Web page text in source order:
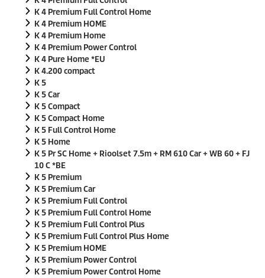
K 4 Premium Full Control Home
K 4 Premium HOME
K 4 Premium Home
K 4 Premium Power Control
K 4 Pure Home *EU
K 4.200 compact
K 5
K 5 Car
K 5 Compact
K 5 Compact Home
K 5 Full Control Home
K 5 Home
K 5 Pr SC Home + Rioolset 7.5m + RM 610 Car + WB 60 + FJ
10 C *BE
K 5 Premium
K 5 Premium Car
K 5 Premium Full Control
K 5 Premium Full Control Home
K 5 Premium Full Control Plus
K 5 Premium Full Control Plus Home
K 5 Premium HOME
K 5 Premium Power Control
K 5 Premium Power Control Home